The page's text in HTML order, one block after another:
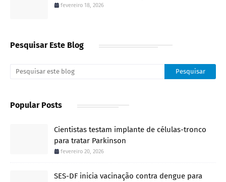
fevereiro 18, 2026
Pesquisar Este Blog
Popular Posts
Cientistas testam implante de células-tronco
para tratar Parkinson
fevereiro 20, 2026
SES-DF inicia vacinação contra dengue para